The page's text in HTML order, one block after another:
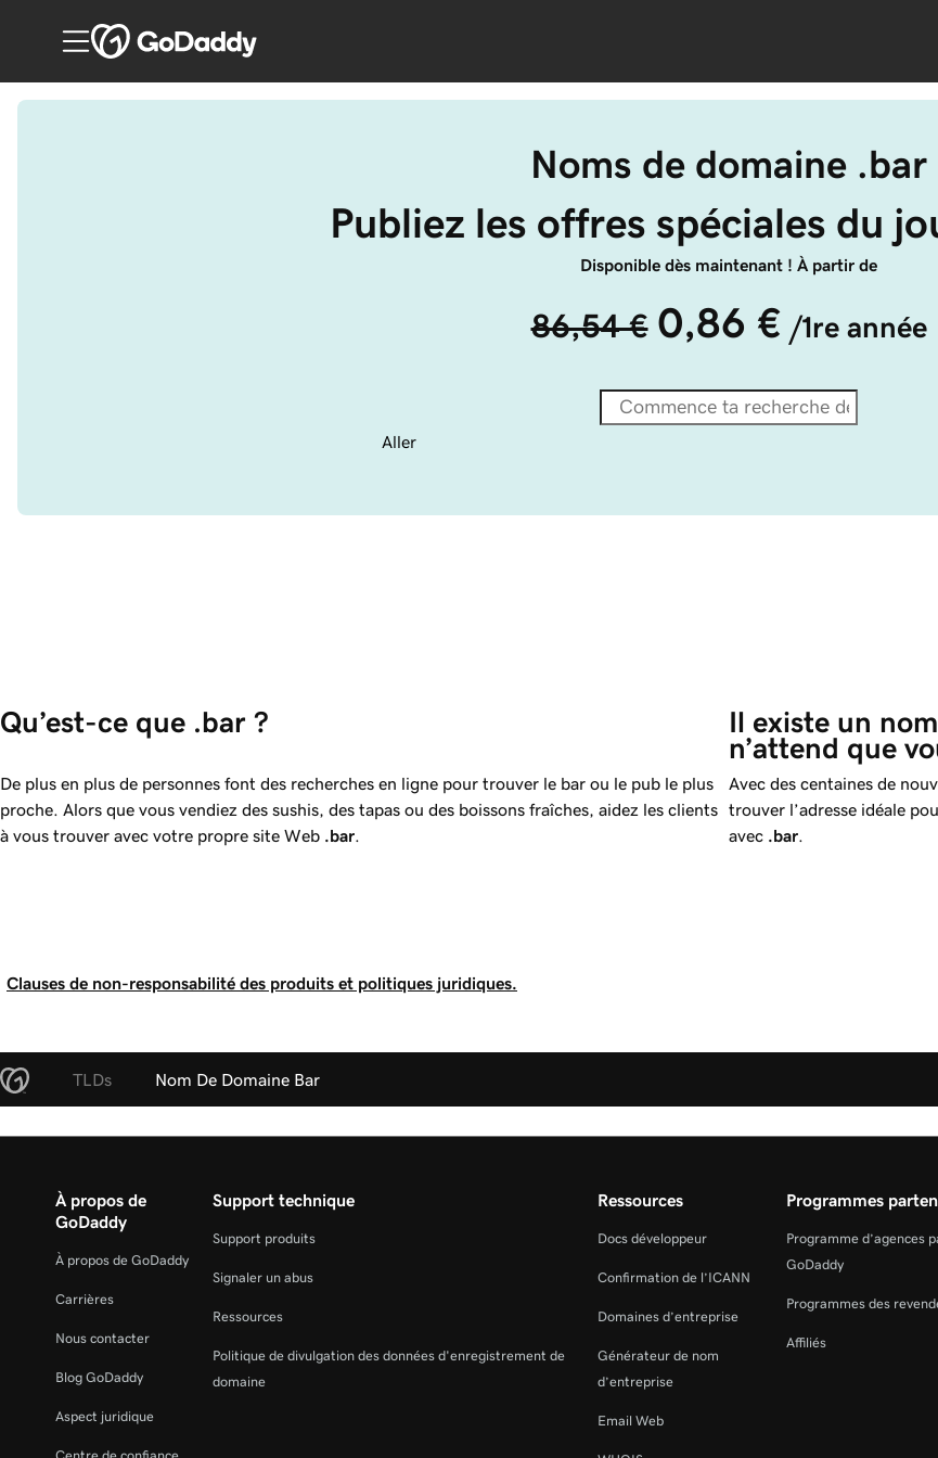
Noms de domaine .bar
Publiez les offres spéciales du
Disponible dès maintenant ! À partir de
86,54 € 0,86 € /1re année
Aller
Qu’est-ce que .bar ?
De plus en plus de personnes font des recherches en ligne pour trouver le bar ou le pub le plus
proche. Alors que vous vendiez des sushis, des tapas ou des boissons fraîches, aidez les clients
à vous trouver avec votre propre site Web .bar
Il existe un
n’attend que
Avec des centaines de
trouver l’adresse idéale
avec .bar
Clauses de non-responsabilité des produits et politiques juridiques.
TLDs Nom De Domaine Bar
À propos de
GoDaddy
À propos de GoDaddy
Carrières
Nous contacter
Blog GoDaddy
Aspect juridique
Support technique
Support produits
Signaler un abus
Ressources
Politique de divulgation des données d'enregistrement de
domaine
Ressources
Docs développeur
Confirmation de l’ICANN
Domaines d’entreprise
Générateur de nom
d’entreprise
Email Web
Programmes
Programme d’agences
GoDaddy
Programmes des
Affiliés